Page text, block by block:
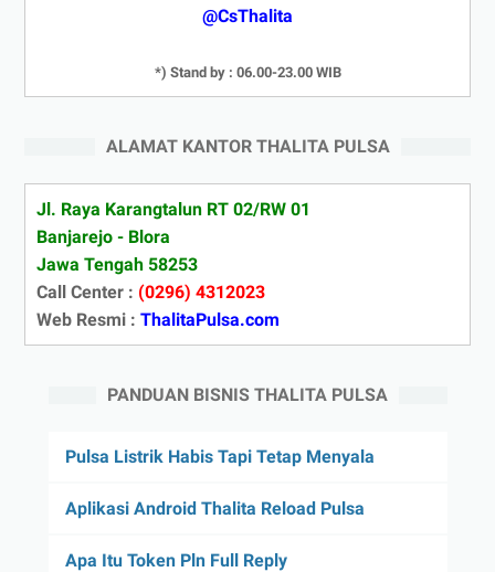
@CsThalita
*) Stand by : 06.00-23.00 WIB
ALAMAT KANTOR THALITA PULSA
Jl. Raya Karangtalun RT 02/RW 01
Banjarejo - Blora
Jawa Tengah 58253
Call Center : (0296) 4312023
Web Resmi : ThalitaPulsa.com
PANDUAN BISNIS THALITA PULSA
Pulsa Listrik Habis Tapi Tetap Menyala
Aplikasi Android Thalita Reload Pulsa
Apa Itu Token Pln Full Reply